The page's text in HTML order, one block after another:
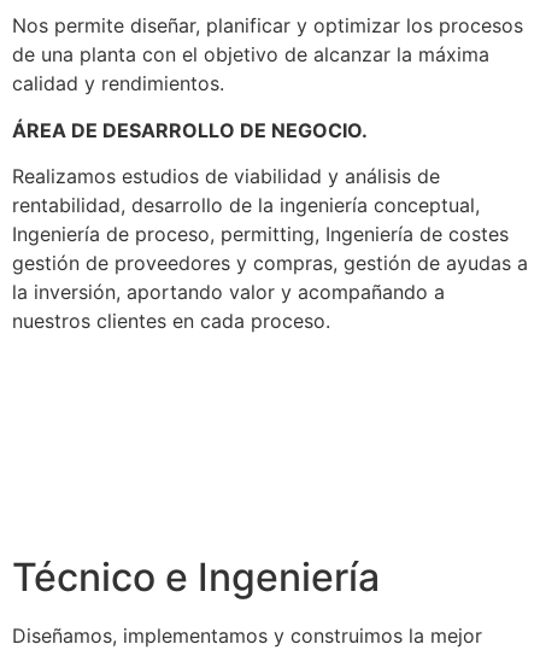
Nos permite diseñar, planificar y optimizar los procesos
de una planta con el objetivo de alcanzar la máxima
calidad y rendimientos.
ÁREA DE DESARROLLO DE NEGOCIO.
Realizamos estudios de viabilidad y análisis de
rentabilidad, desarrollo de la ingeniería conceptual,
Ingeniería de proceso, permitting, Ingeniería de costes
gestión de proveedores y compras, gestión de ayudas a
la inversión, aportando valor y acompañando a
nuestros clientes en cada proceso.
Técnico e Ingeniería
Diseñamos, implementamos y construimos la mejor